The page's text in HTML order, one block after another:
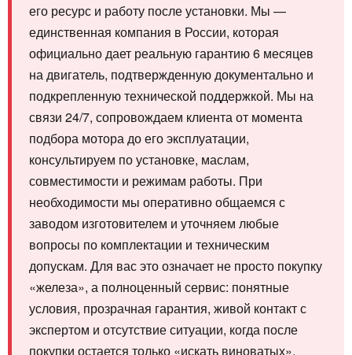
его ресурс и работу после установки. Мы —
единственная компания в России, которая
официально дает реальную гарантию 6 месяцев
на двигатель, подтвержденную документально и
подкрепленную технической поддержкой. Мы на
связи 24/7, сопровождаем клиента от момента
подбора мотора до его эксплуатации,
консультируем по установке, маслам,
совместимости и режимам работы. При
необходимости мы оперативно общаемся с
заводом изготовителем и уточняем любые
вопросы по комплектации и техническим
допускам. Для вас это означает не просто покупку
«железа», а полноценный сервис: понятные
условия, прозрачная гарантия, живой контакт с
экспертом и отсутствие ситуации, когда после
покупки остается только «искать виноватых».